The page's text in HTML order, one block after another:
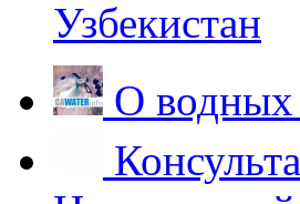
Узбекистан
О водных